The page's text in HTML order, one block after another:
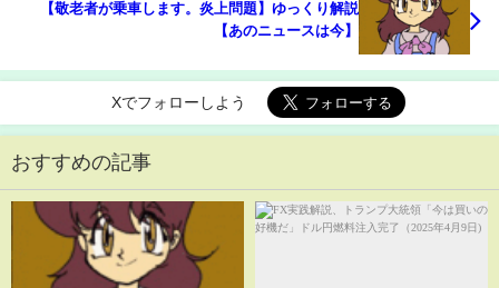
【敬老者が乗車します。炎上問題】ゆっくり解説
【あのニュースは今】
Xでフォローしよう
おすすめの記事